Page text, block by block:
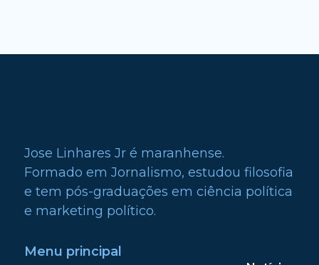
Jose Linhares Jr é maranhense.
Formado em Jornalismo, estudou filosofia
e tem pós-graduações em ciência política
e marketing político.
Menu principal